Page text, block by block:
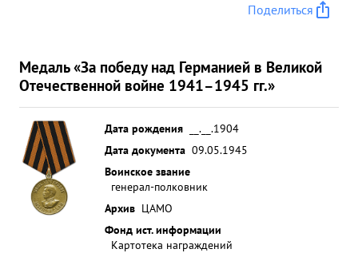
Поделиться
Медаль «За победу над Германией в Великой
Отечественной войне 1941–1945 гг.»
Дата рождения
__.__.1904
Дата документа 09.05.1945
Воинское звание
генерал-полковник
Архив ЦАМО
Фонд ист. информации
Картотека награждений